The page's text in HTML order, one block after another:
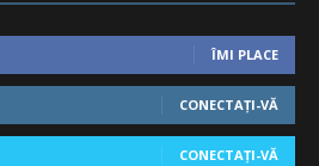
ÎMI PLACE
CONECTAȚI-VĂ
CONECTAȚI-VĂ